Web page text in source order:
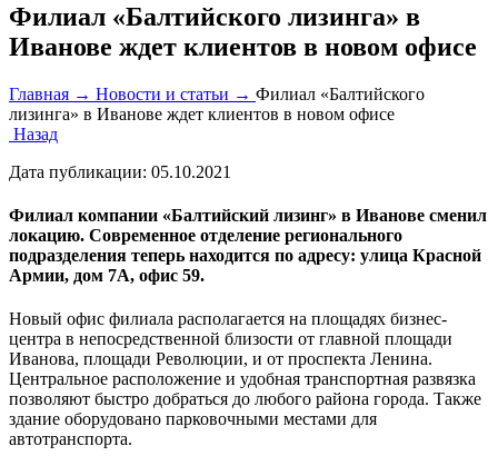
Филиал «Балтийского лизинга» в
Иванове ждет клиентов в новом офисе
Главная → Новости и статьи → Филиал «Балтийского
лизинга» в Иванове ждет клиентов в новом офисе
Назад
Дата публикации: 05.10.2021
Филиал компании «Балтийский лизинг» в Иванове сменил
локацию. Современное отделение регионального
подразделения теперь находится по адресу: улица Красной
Армии, дом 7А, офис 59.
Новый офис филиала располагается на площадях бизнес-
центра в непосредственной близости от главной площади
Иванова, площади Революции, и от проспекта Ленина.
Центральное расположение и удобная транспортная развязка
позволяют быстро добраться до любого района города. Также
здание оборудовано парковочными местами для
автотранспорта.